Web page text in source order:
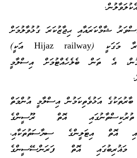
ޝާމްކަރައާއި ޙިޖާޒުކަރަ ގުޅުވާލުމަށް
ހަދާފައިވާ ރޭލު ދަތުރުކުރާ މަގަކީ (Hijaz railway އަކީ)
އެ ތަން ބެލެހެއްޓުމަށް އިސްލާމީ
އަޅުވެތިކަމުން އިސްލާމީ އުންމަތް
ތުރުކިސްތާނުގައި އޮތް ރޫސީންގެ
އޮތް އިޓަލީންގެ ސިޔާސަތުތަކާއި،
މަޣުރިބުގައި އޮތް ފަރަންސޭސީންގެ